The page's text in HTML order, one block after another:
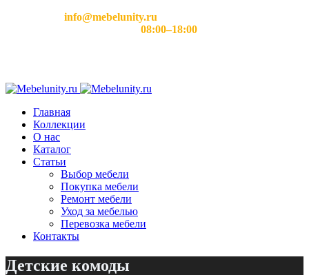
info@mebelunity.ru
08:00–18:00
Главная
Коллекции
О нас
Каталог
Статьи
Выбор мебели
Покупка мебели
Ремонт мебели
Уход за мебелью
Перевозка мебели
Контакты
Детские комоды